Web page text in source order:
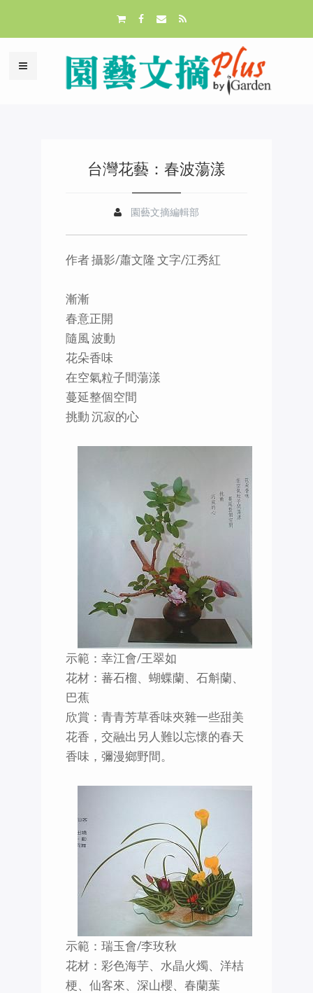
台灣花藝：春波蕩漾
園藝文摘編輯部
作者 攝影/蕭文隆 文字/江秀紅
漸漸
春意正開
隨風 波動
花朵香味
在空氣粒子間蕩漾
蔓延整個空間
挑動 沉寂的心
示範：幸江會/王翠如
花材：蕃石榴、蝴蝶蘭、石斛蘭、
巴蕉
欣賞：青青芳草香味夾雜一些甜美
花香，交融出另人難以忘懷的春天
香味，彌漫鄉野間。
示範：瑞玉會/李玫秋
花材：彩色海芋、水晶火燭、洋桔
梗、仙客來、深山櫻、春蘭葉